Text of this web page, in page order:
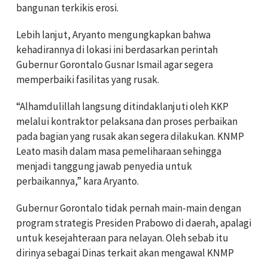
bangunan terkikis erosi.
Lebih lanjut, Aryanto mengungkapkan bahwa
kehadirannya di lokasi ini berdasarkan perintah
Gubernur Gorontalo Gusnar Ismail agar segera
memperbaiki fasilitas yang rusak.
“Alhamdulillah langsung ditindaklanjuti oleh KKP
melalui kontraktor pelaksana dan proses perbaikan
pada bagian yang rusak akan segera dilakukan. KNMP
Leato masih dalam masa pemeliharaan sehingga
menjadi tanggung jawab penyedia untuk
perbaikannya,” kara Aryanto.
Gubernur Gorontalo tidak pernah main-main dengan
program strategis Presiden Prabowo di daerah, apalagi
untuk kesejahteraan para nelayan. Oleh sebab itu
dirinya sebagai Dinas terkait akan mengawal KNMP